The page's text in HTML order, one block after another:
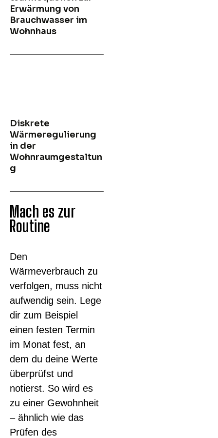
Erwärmung von
Brauchwasser im
Wohnhaus
Diskrete
Wärmeregulierung
in der
Wohnraumgestaltun
g
Mach es zur
Routine
Den
Wärmeverbrauch zu
verfolgen, muss nicht
aufwendig sein. Lege
dir zum Beispiel
einen festen Termin
im Monat fest, an
dem du deine Werte
überprüfst und
notierst. So wird es
zu einer Gewohnheit
– ähnlich wie das
Prüfen des